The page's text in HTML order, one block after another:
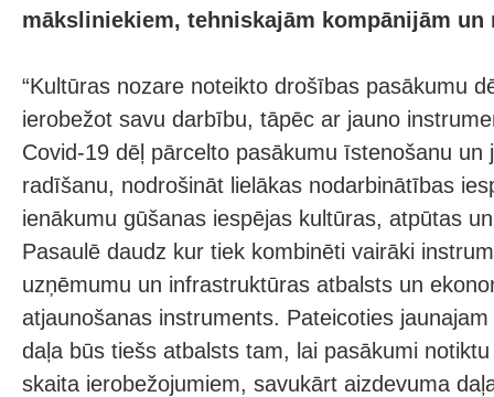
māksliniekiem, tehniskajām kompānijām un
“Kultūras nozare noteikto drošības pasākumu
ierobežot savu darbību, tāpēc ar jauno
Covid-19 dēļ pārcelto pasākumu īstenošanu un
radīšanu, nodrošināt lielākas nodarbinātības
ienākumu gūšanas iespējas kultūras, atpūtas
Pasaulē daudz kur tiek kombinēti vairāki
uzņēmumu un infrastruktūras atbalsts un
atjaunošanas instruments. Pateicoties
daļa būs tiešs atbalsts tam, lai pasākumi
skaita ierobežojumiem, savukārt aizdevuma